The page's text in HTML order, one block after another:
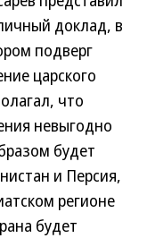
доклад, в
подверг
царского
что
невыгодно
будет
и Персия,
регионе
будет